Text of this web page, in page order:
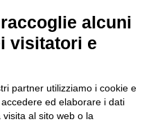
alcuni
visitatori e
partner utilizziamo i cookie e
ed elaborare i dati
al sito web o la